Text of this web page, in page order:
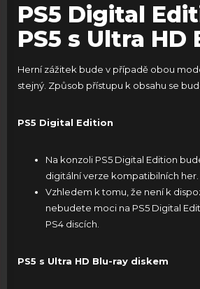
PS5 Digital
PS5 s Ultra HD
Herní zážitek bude v případě obou
stejný. Způsob přístupu k obsahu se
PS5 Digital Edition
Na konzoli PS5 Digital Edition
digitální verze kompatibilních her.
Vzhledem k tomu, že není k
nebudete moci na PS5 Digital
PS4 discích.
PS5 s Ultra HD Blu-ray diskem